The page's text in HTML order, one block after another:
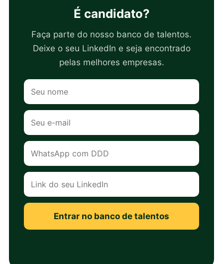
É candidato?
Faça parte do nosso banco de talentos.
Deixe o seu LinkedIn e seja encontrado
pelas melhores empresas.
Entrar no banco de talentos